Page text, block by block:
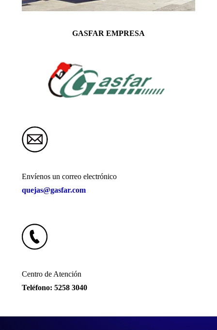
GASFAR EMPRESA
Envíenos un correo electrónico
quejas@gasfar.com
Centro de Atención
Teléfono: 5258 3040